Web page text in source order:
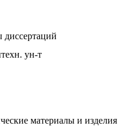
диссертаций
ун-т
материалы и изделия